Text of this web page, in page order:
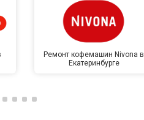
Ремонт кофемашин Nivona в
Екатеринбурге